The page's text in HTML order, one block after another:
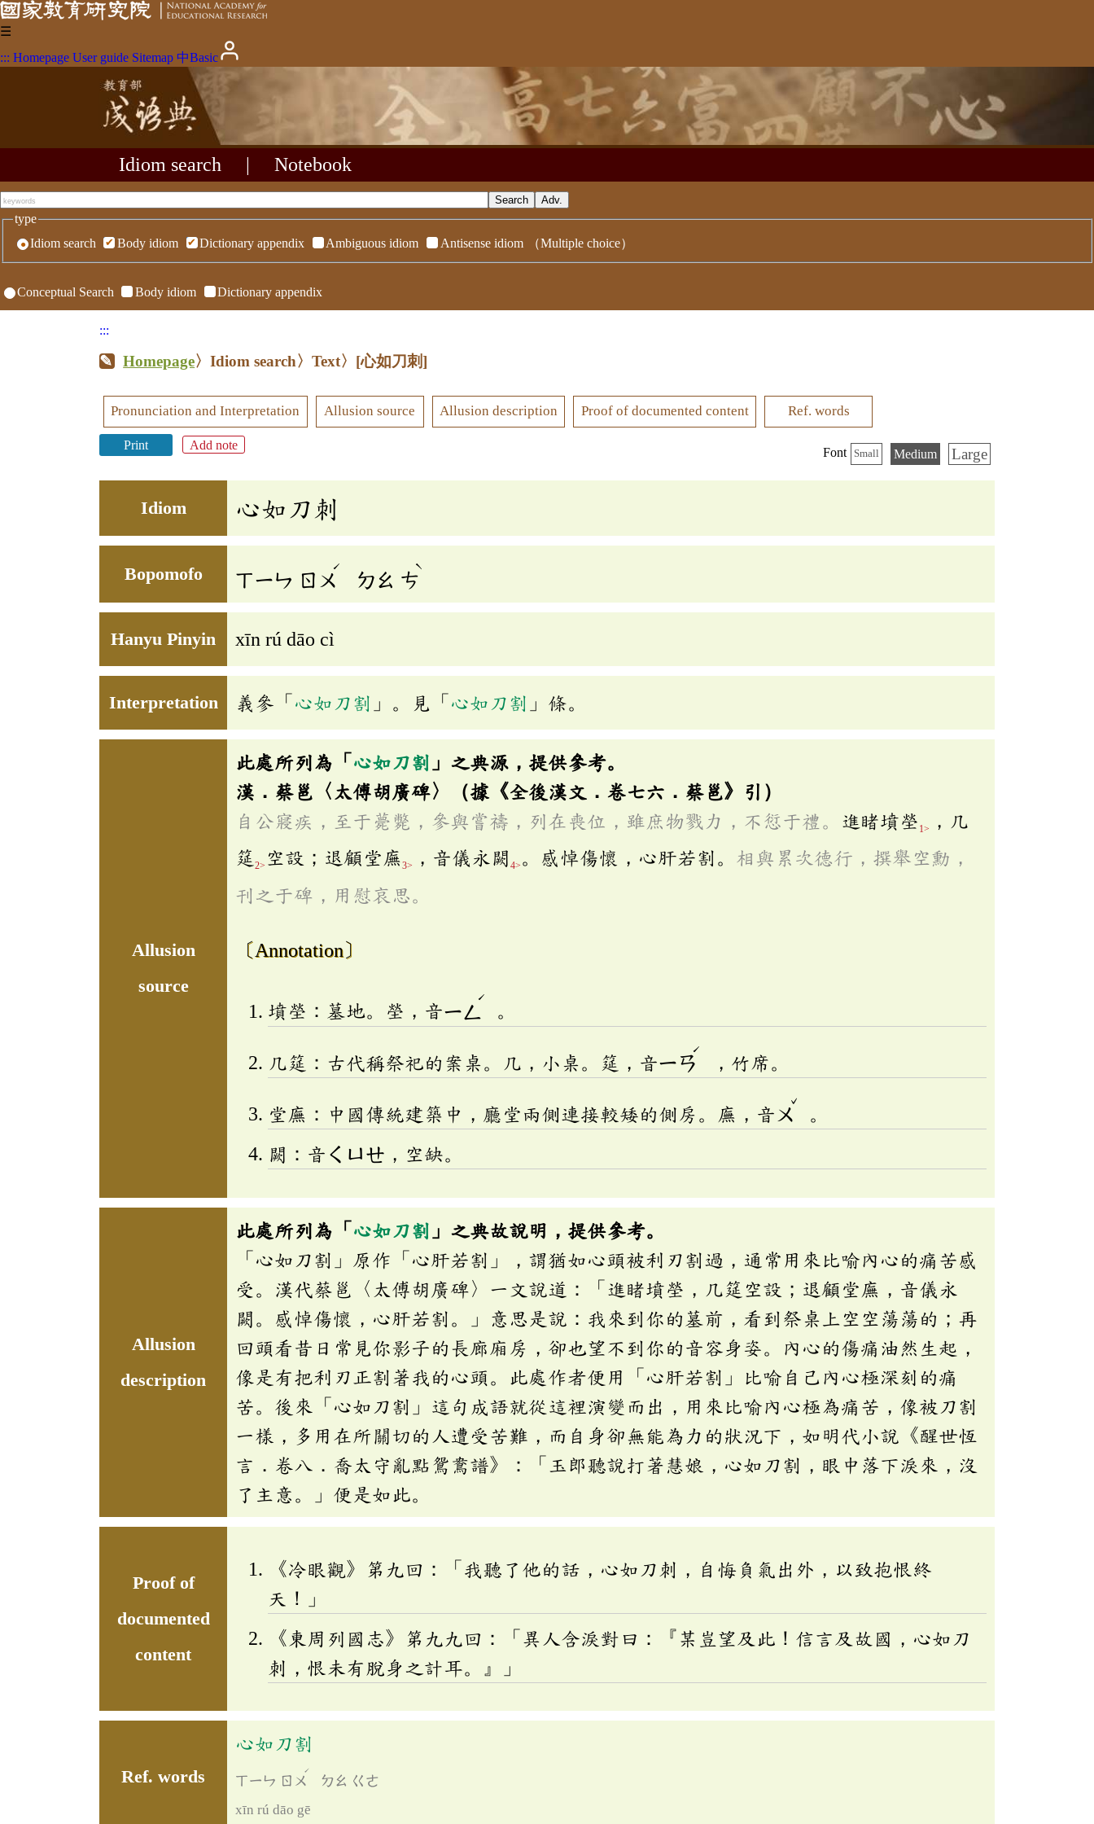
☰
::: Homepage User guide Sitemap 中Basic
Idiom search Notebook
type
Idiom search
Body idiom Dictionary appendix Ambiguous idiom Antisense idiom （Multiple choice）
Conceptual Search Body idiom Dictionary appendix
:::
Homepage〉Idiom search〉Text〉 [心如刀刺]
Pronunciation and Interpretation Allusion source Allusion description Proof of documented content Ref. words
Print Add note
Font Small Medium Large
Idiom 心如刀刺
Bopomofo ㄒㄧㄣ ㄖㄨ
ˊ
ㄉㄠ ㄘ
ˋ
Hanyu Pinyin xīn rú dāo cì
Interpretation 義參「 心如刀割 」。見「 心如刀割 」條。
Allusion
source
此處所列為「 心如刀割 」之典源，提供參考。
漢．蔡邕〈太傅胡廣碑〉（據《全後漢文．卷七六．蔡邕》引）
自公寢疾，至于薨斃，參與嘗禱，列在喪位，雖庶物戮力，不愆于禮。 進睹墳塋 1>
，几
筵 2> 空設；退顧堂廡3> ，音儀永闕 4> 。感悼傷懷，心肝若割。 相與累次德行，撰舉空勳，
刊之于碑，用慰哀思。
〔Annotation〕
墳塋：墓地。塋，音ㄧㄥ
ˊ
。
几筵：古代稱祭祀的案桌。几，小桌。筵，音ㄧㄢ
ˊ
，竹席。
堂廡：中國傳統建築中，廳堂兩側連接較矮的側房。廡，音 ㄨ
ˇ
。
闕：音 ㄑㄩㄝ ，空缺。
Allusion
description
此處所列為「 心如刀割 」之典故說明，提供參考。
「心如刀割」原作「心肝若割」，謂猶如心頭被利刃割過，通常用來比喻內心的痛苦感
受。漢代蔡邕〈太傅胡廣碑〉一文說道：「進睹墳塋，几筵空設；退顧堂廡，音儀永
闕。感悼傷懷，心肝若割。」意思是說：我來到你的墓前，看到祭桌上空空蕩蕩的；再
回頭看昔日常見你影子的長廊廂房，卻也望不到你的音容身姿。內心的傷痛油然生起，
像是有把利刃正割著我的心頭。此處作者便用「心肝若割」比喻自己內心極深刻的痛
苦。後來「心如刀割」這句成語就從這裡演變而出，用來比喻內心極為痛苦，像被刀割
一樣，多用在所關切的人遭受苦難，而自身卻無能為力的狀況下，如明代小說《醒世恆
言．卷八．喬太守亂點鴛鴦譜》：「玉郎聽說打著慧娘，心如刀割，眼中落下淚來，沒
了主意。」便是如此。
Proof of
documented
content
《冷眼觀》第九回：「我聽了他的話，心如刀刺，自悔負氣出外，以致抱恨終
天！」
《東周列國志》第九九回：「異人含淚對曰：『某豈望及此！信言及故國，心如刀
刺，恨未有脫身之計耳。』」
Ref. words
心如刀割
ㄒㄧㄣ ㄖㄨ
ˊ
ㄉㄠ ㄍㄜ
xīn rú dāo gē